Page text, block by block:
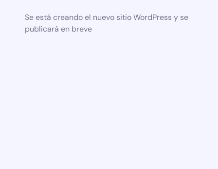
Se está creando el nuevo sitio WordPress y se
publicará en breve